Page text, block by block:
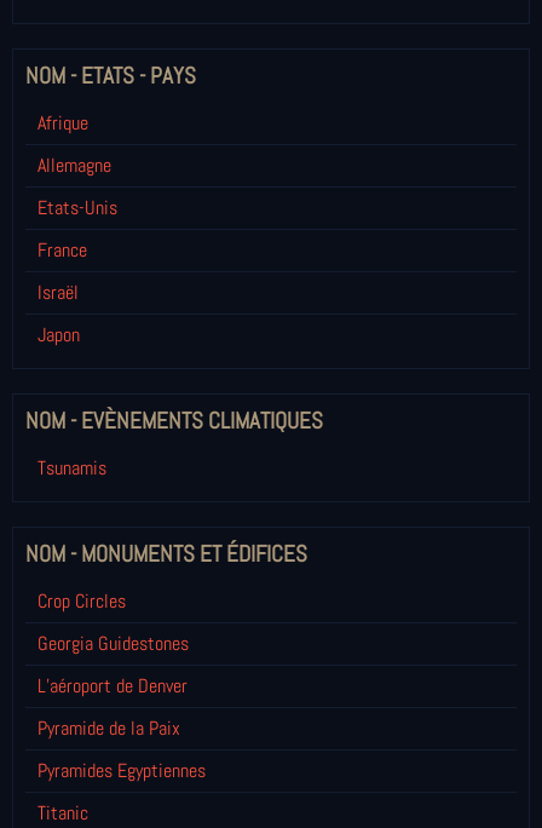
NOM - ETATS - PAYS
Afrique
Allemagne
Etats-Unis
France
Israël
Japon
NOM - EVÈNEMENTS CLIMATIQUES
Tsunamis
NOM - MONUMENTS ET ÉDIFICES
Crop Circles
Georgia Guidestones
L’aéroport de Denver
Pyramide de la Paix
Pyramides Egyptiennes
Titanic